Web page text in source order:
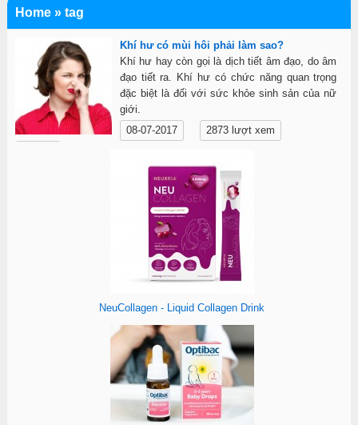
Khí hư có mùi hôi phải làm sao?
Khí hư hay còn gọi là dịch tiết âm đạo, do âm
đạo tiết ra. Khí hư có chức năng quan trọng
đặc biệt là đối với sức khỏe sinh sản của nữ
giới.
08-07-2017
2873 lượt xem
Home» tag
NeuCollagen - Liquid Collagen Drink